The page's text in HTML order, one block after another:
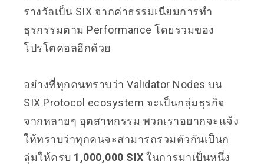
รางวัลเป็น SIX จากค่าธรรมเนียมการทำ
ธุรกรรมตาม Performance โดยรวมของ
โปรโตคอลอีกด้วย
อย่างที่ทุกคนทราบว่า Validator Nodes บน
SIX Protocol ecosystem จะเป็นกลุ่มธุรกิจ
จากหลายๆ อุตสาหกรรม พวกเราอยากจะแจ้ง
ให้ทราบว่าทุกคนจะสามารถรวมตัวกันเป็นก
ลุ่มให้ครบ 1,000,000 SIX ในการมาเป็นหนึ่ง